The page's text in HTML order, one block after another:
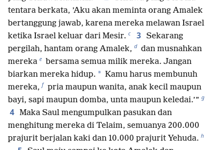
tentara berkata, ’Aku akan meminta orang Amalek
bertanggung jawab, karena mereka melawan Israel
ketika Israel keluar dari Mesir. c 3 Sekarang
pergilah, hantam orang Amalek, d dan musnahkan
mereka e bersama semua milik mereka. Jangan
biarkan mereka hidup. * Kamu harus membunuh
mereka, f pria maupun wanita, anak kecil maupun
bayi, sapi maupun domba, unta maupun keledai.’” g
4 Maka Saul mengumpulkan pasukan dan
menghitung mereka di Telaim, semuanya 200.000
prajurit berjalan kaki dan 10.000 prajurit Yehuda. h